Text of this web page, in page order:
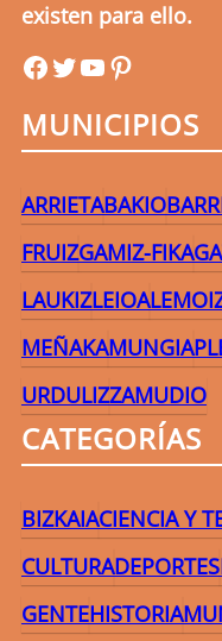
existen para ello.
uribefmuribefmYouTube Pinterest
MUNICIPIOS
ARRIETABAKIO
FRUIZGAMIZ-FIKA
LAUKIZLEIOA
MEÑAKAMUNGIA
URDULIZZAMUDIO
CATEGORÍAS
BIZKAIACIENCIA Y
CULTURADEPORTES
GENTEHISTORIA